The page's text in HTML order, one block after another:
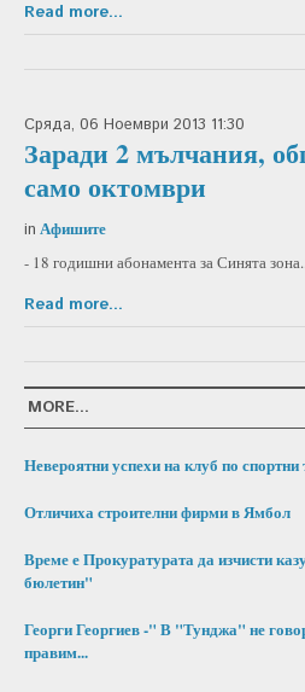
Read more...
Сряда, 06 Ноември 2013 11:30
Заради 2 мълчания,
само октомври
in Афишите
- 18 годишни абонамента за Синята
Read more...
MORE...
Невероятни успехи на клуб по
Отличиха строителни фирми в Ямбол
Време е Прокуратурата да изчисти
бюлетин"
Георги Георгиев -" В "Тунджа" не
правим...